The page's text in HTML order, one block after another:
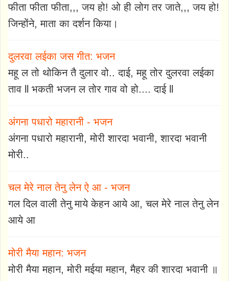
फीता फीता फीता,,, जय हो! ओ ही लोग तर जाते,,, जय हो!
जिन्होंने, माता का दर्शन किया।
दुलरवा लईका जस गीत: भजन
महू ल तो थोकिन तै दुलार वो.. दाई, महू तोर दुलरवा लईका
ताव ll भकती भजन ल तोर गाव वो हो.... दाई ll
अंगना पधारो महारानी - भजन
अंगना पधारो महारानी, मोरी शारदा भवानी, शारदा भवानी
मोरी..
चल मेरे नाल तेनु लेन ऐ आ - भजन
गल दिल वाली तेनु माये केहन आये आ, चल मेरे नाल तेनु लेन
आये आ
मोरी मैया महान: भजन
मोरी मैया महान, मोरी मईया महान, मैहर की शारदा भवानी ॥